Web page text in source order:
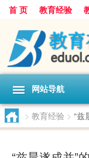
首 页 教育经验
网站导航
> 教育经验 > “兹